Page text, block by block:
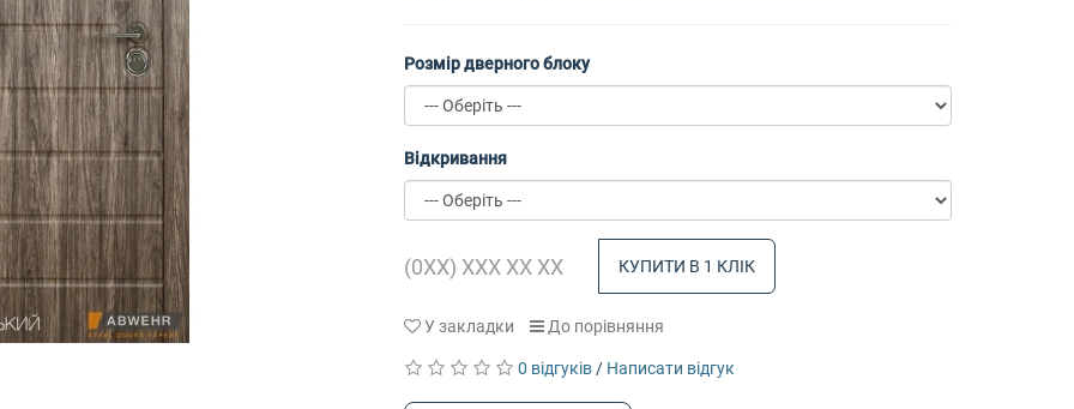
Розмір дверного блоку
Відкривання
КУПИТИ В 1 КЛІК
У закладки До порівняння
0 відгуків/ Написати відгук